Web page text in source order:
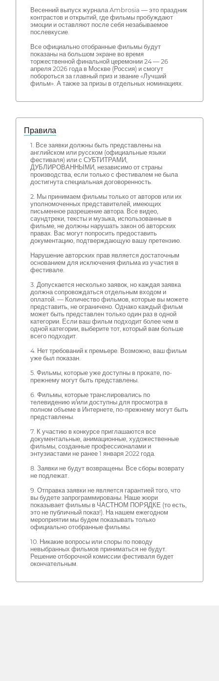
Весенний выпуск журнала Ambrosia — это праздник
контрастов и открытий, где фильмы пробуждают
эмоции и оставляют после себя незабываемое
послевкусие.
Все официально отобранные фильмы будут
показаны на большом экране во время
торжественной финальной церемонии 24 — 26
апреля 2026 года в Москве (Россия) и смогут
побороться за главный приз и звание «Лучший
фильм». А также за призы в отдельных номинациях.
Правила
1. Все заявки должны быть представлены на
английском или русском (официальные языки
фестиваля) или с СУБТИТРАМИ,
ДУБЛИРОВАННЫМИ, независимо от страны
производства, если только с фестивалем не была
достигнута специальная договоренность.
2. Мы принимаем фильмы только от авторов или их
уполномоченных представителей, имеющих
письменное разрешение автора. Все видео,
саундтреки, тексты и музыка, использованные в
фильме, не должны нарушать закон об авторских
правах. Вас могут попросить предоставить
документацию, подтверждающую вашу претензию.
Нарушение авторских прав является достаточным
основанием для исключения фильма из участия в
фестивале.
3. Допускается несколько заявок, но каждая заявка
должна сопровождаться отдельным входом и
оплатой. — Количество фильмов, которые вы можете
представить, не ограничено. Однако каждый фильм
может быть представлен только один раз в одной
категории. Если ваш фильм подходит более чем в
одной категории, выберите тот, который вам больше
всего подходит.
4. Нет требований к премьере. Возможно, ваш фильм
уже был показан.
5. Фильмы, которые уже доступны в прокате, по-
прежнему могут быть представлены.
6. Фильмы, которые транслировались по
телевидению и/или доступны для просмотра в
полном объеме в Интернете, по-прежнему могут быть
представлены.
7. К участию в конкурсе приглашаются все
документальные, анимационные, художественные
фильмы, созданные профессионалами и
энтузиастами не ранее 1 января 2022 года.
8. Заявки не будут возвращены. Все сборы возврату
не подлежат.
9. Отправка заявки не является гарантией того, что
вы будете запрограммированы. Наше жюри
показывает фильмы в ЧАСТНОМ ПОРЯДКЕ (то есть,
это не публичный показ!). На нашем ежегодном
мероприятии мы будем показывать только
официально отобранные фильмы.
10. Никакие вопросы или споры по поводу
невыбранных фильмов приниматься не будут.
Решение отборочной комиссии фестиваля будет
окончательным.